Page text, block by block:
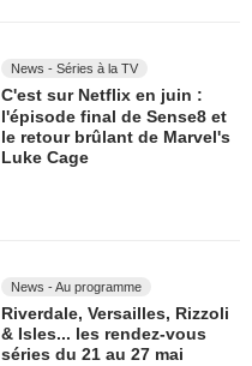
News - Séries à la TV
C'est sur Netflix en juin :
l'épisode final de Sense8 et
le retour brûlant de Marvel's
Luke Cage
News - Au programme
Riverdale, Versailles, Rizzoli
& Isles... les rendez-vous
séries du 21 au 27 mai